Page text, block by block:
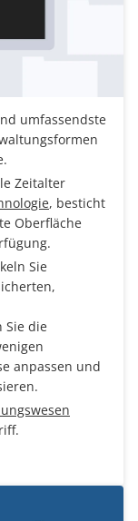
umfassendste
Zeitalter
, besticht
Oberfläche
Sie
Sie die
anpassen und